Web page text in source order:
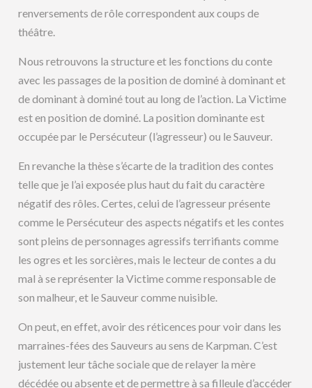
renversements de rôle correspondent aux coups de
théâtre.
Nous retrouvons la structure et les fonctions du conte
avec les passages de la position de dominé à dominant et
de dominant à dominé tout au long de l’action. La Victime
est en position de dominé. La position dominante est
occupée par le Persécuteur (l’agresseur) ou le Sauveur.
En revanche la thèse s’écarte de la tradition des contes
telle que je l’ai exposée plus haut du fait du caractère
négatif des rôles. Certes, celui de l’agresseur présente
comme le Persécuteur des aspects négatifs et les contes
sont pleins de personnages agressifs terrifiants comme
les ogres et les sorcières, mais le lecteur de contes a du
mal à se représenter la Victime comme responsable de
son malheur, et le Sauveur comme nuisible.
On peut, en effet, avoir des réticences pour voir dans les
marraines-fées des Sauveurs au sens de Karpman. C’est
justement leur tâche sociale que de relayer la mère
décédée ou absente et de permettre à sa filleule d’accéder